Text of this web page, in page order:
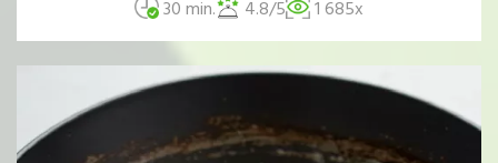
30 min. 4.8/5 1 685x